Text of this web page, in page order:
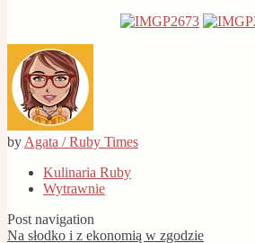
by Agata / Ruby Times
Kulinaria Ruby
Wytrawnie
Post navigation
Na słodko i z ekonomią w zgodzie